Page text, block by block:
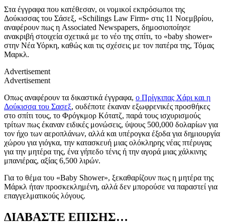
Στα έγγραφα που κατέθεσαν, οι νομικοί εκπρόσωποι της
Δούκισσας του Σάσεξ, «Schilings Law Firm» στις 11 Νοεμβρίου,
αναφέρουν πως η Associated Newspapers, δημοσιοποίησε
ανακριβή στοιχεία σχετικά με το νέο της σπίτι, το «baby shower»
στην Νέα Υόρκη, καθώς και τις σχέσεις με τον πατέρα της, Τόμας
Μαρκλ.
Advertisement
Advertisement
Οπως αναφέρουν τα δικαστικά έγγραφα, ο Πρίγκιπας Χάρι και η
Δούκισσα του Σασεξ, ουδέποτε έκαναν εξωφρενικές προσθήκες
στο σπίτι τους, το Φρόγκμορ Κότατζ, παρά τους ισχυρισμούς
τρίτων πως έκαναν ειδικές μονώσεις, ύψους 500,000 δολαρίων για
τον ήχο των αεροπλάνων, αλλά και υπέρογκα έξοδα για δημιουργία
χώρου για γιόγκα, την κατασκευή μιας ολόκληρης νέας πτέρυγας
για την μητέρα της, ένα γήπεδο τένις ή την αγορά μιας χάλκινης
μπανιέρας, αξίας 6,500 λιρών.
Για το θέμα του «Baby Shower», ξεκαθαρίζουν πως η μητέρα της
Μάρκλ ήταν προσκεκλημένη, αλλά δεν μπορούσε να παραστεί για
επαγγελματικούς λόγους.
ΔΙΑΒΑΣΤΕ ΕΠΙΣΗΣ…